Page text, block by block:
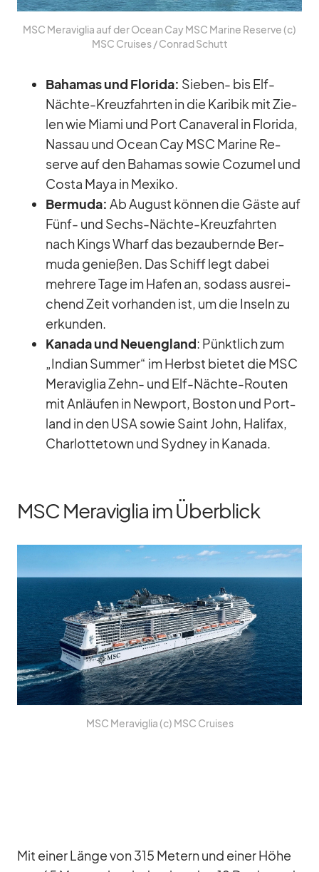
MSC Me­ra­vi­glia auf der Ocean Cay MSC Ma­rine Re­serve (c)
MSC Crui­ses /​ Con­rad Schutt
Ba­ha­mas und Flo­rida: Sie­ben- bis Elf-
Nächte-Kreuz­fahr­ten in die Ka­ri­bik mit Zie­
len wie Mi­ami und Port Ca­na­ve­ral in Flo­rida,
Nas­sau und Ocean Cay MSC Ma­rine Re­
serve auf den Ba­ha­mas so­wie Co­zu­mel und
Costa Maya in Me­xiko.
Ber­muda: Ab Au­gust kön­nen die Gäste auf
Fünf- und Sechs-Nächte-Kreuz­fahr­ten
nach Kings Wharf das be­zau­bernde Ber­
muda ge­nie­ßen. Das Schiff legt da­bei
meh­rere Tage im Ha­fen an, so­dass aus­rei­
chend Zeit vor­han­den ist, um die In­seln zu
er­kun­den.
Ka­nada und Neu­eng­land: Pünkt­lich zum
„In­dian Sum­mer“ im Herbst bie­tet die MSC
Me­ra­vi­glia Zehn- und Elf-Nächte-Rou­ten
mit An­läu­fen in New­port, Bos­ton und Port­
land in den USA so­wie Saint John, Ha­li­fax,
Char­lot­te­town und Syd­ney in Ka­nada.
MSC Meraviglia im Überblick
MSC Me­ra­vi­glia (c) MSC Crui­ses
Mit ei­ner Länge von 315 Me­tern und ei­ner Höhe